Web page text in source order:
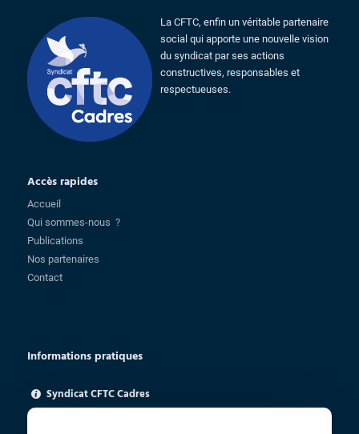
La CFTC, enfin un véritable partenaire
social qui apporte une nouvelle vision
du syndicat par ses actions
constructives, responsables et
respectueuses.
Accès rapides
Accueil
Qui sommes-nous ?
Publications
Nos partenaires
Contact
Informations pratiques
Syndicat CFTC Cadres
85 rue Charlot - 75003 Paris